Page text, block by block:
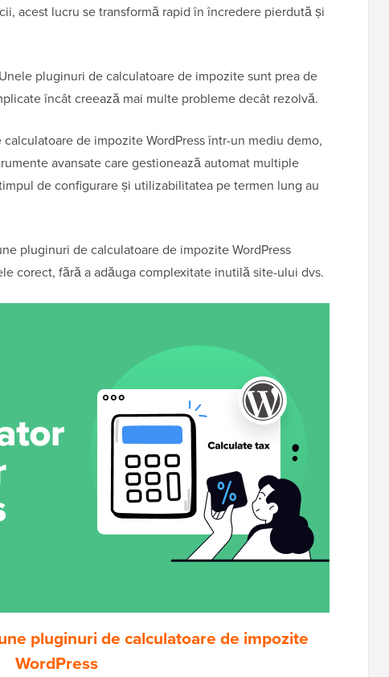
acest lucru se transformă rapid în încredere pierdută și
pluginuri de calculatoare de impozite sunt prea de
încât creează mai multe probleme decât rezolvă.
de impozite WordPress într-un mediu demo,
avansate care gestionează automat multiple
de configurare și utilizabilitatea pe termen lung au
pluginuri de calculatoare de impozite WordPress
corect, fără a adăuga complexitate inutilă site-ului dvs.
pluginuri de calculatoare de impozite
WordPress